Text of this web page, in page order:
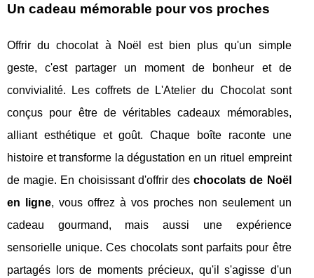
Un cadeau mémorable pour vos proches
Offrir du chocolat à Noël est bien plus qu'un simple
geste, c'est partager un moment de bonheur et de
convivialité. Les coffrets de L'Atelier du Chocolat sont
conçus pour être de véritables cadeaux mémorables,
alliant esthétique et goût. Chaque boîte raconte une
histoire et transforme la dégustation en un rituel empreint
de magie. En choisissant d'offrir deschocolats de Noël
en ligne, vous offrez à vos proches non seulement un
cadeau gourmand, mais aussi une expérience
sensorielle unique. Ces chocolats sont parfaits pour être
partagés lors de moments précieux, qu'il s'agisse d'un